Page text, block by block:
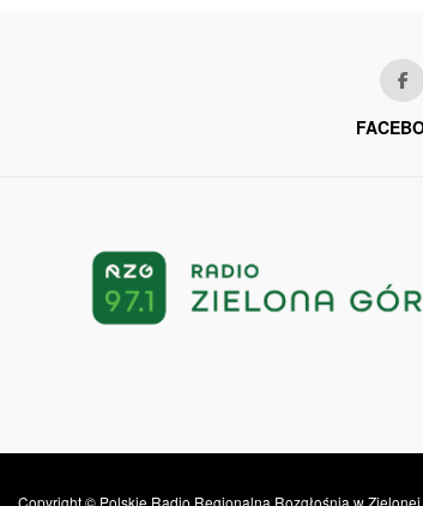
Copyright © Polskie Radio Regionalna Rozgłośnia w Zielonej